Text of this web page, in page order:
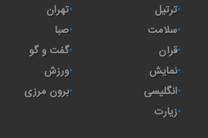
ترتیل
تهران
سلامت
صبا
قرآن
گفت و گو
نمایش
ورزش
انگلیسی
برون مرزی
زیارت